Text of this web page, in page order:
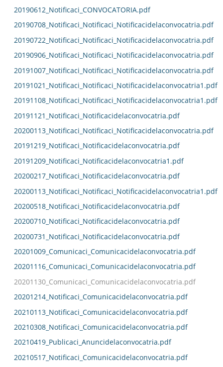
20190612_Notificaci_CONVOCATORIA.pdf
20190708_Notificaci_Notificaci_Notificacidelaconvocatria.pdf
20190722_Notificaci_Notificaci_Notificacidelaconvocatria.pdf
20190906_Notificaci_Notificaci_Notificacidelaconvocatria.pdf
20191007_Notificaci_Notificaci_Notificacidelaconvocatria.pdf
20191021_Notificaci_Notificaci_Notificacidelaconvocatria1.pdf
20191108_Notificaci_Notificaci_Notificacidelaconvocatria1.pdf
20191121_Notificaci_Notificacidelaconvocatria.pdf
20200113_Notificaci_Notificaci_Notificacidelaconvocatria.pdf
20191219_Notificaci_Notificacidelaconvocatria.pdf
20191209_Notificaci_Notificacidelaconvocatria1.pdf
20200217_Notificaci_Notificacidelaconvocatria.pdf
20200113_Notificaci_Notificaci_Notificacidelaconvocatria1.pdf
20200518_Notificaci_Notificacidelaconvocatria.pdf
20200710_Notificaci_Notificacidelaconvocatria.pdf
20200731_Notificaci_Notificacidelaconvocatria.pdf
20201009_Comunicaci_Comunicacidelaconvocatria.pdf
20201116_Comunicaci_Comunicacidelaconvocatria.pdf
20201130_Comunicaci_Comunicacidelaconvocatria.pdf
20201214_Notificaci_Comunicacidelaconvocatria.pdf
20210113_Notificaci_Comunicacidelaconvocatria.pdf
20210308_Notificaci_Comunicacidelaconvocatria.pdf
20210419_Publicaci_Anuncidelaconvocatria.pdf
20210517_Notificaci_Comunicacidelaconvocatria.pdf